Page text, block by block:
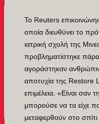
Το Reuters
οποία διευθύνει το
ιατρική σχολή της
προβληματίστηκε
αγοράστηκαν
αποτυχία της Restore
επιμέλεια. «Είναι σαν
μπορούσε να τα είχε
μεταφερθούν στο